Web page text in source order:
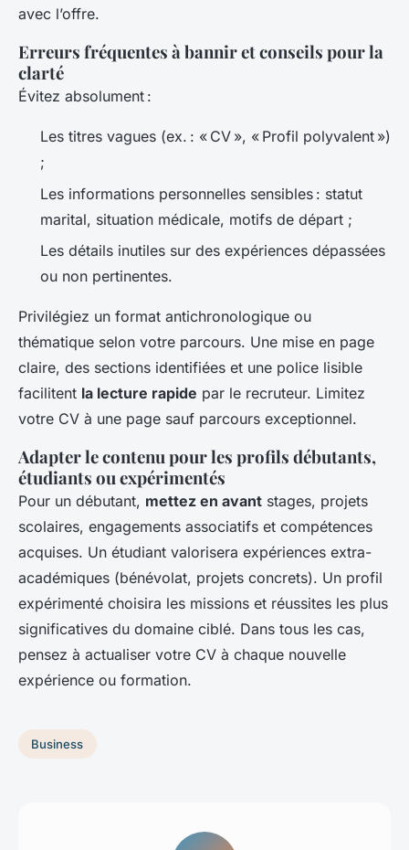
avec l’offre.
Erreurs fréquentes à bannir et conseils pour la
clarté
Évitez absolument :
Les titres vagues (ex. : « CV », « Profil polyvalent »)
;
Les informations personnelles sensibles : statut
marital, situation médicale, motifs de départ ;
Les détails inutiles sur des expériences dépassées
ou non pertinentes.
Privilégiez un format antichronologique ou
thématique selon votre parcours. Une mise en page
claire, des sections identifiées et une police lisible
facilitent la lecture rapide par le recruteur. Limitez
votre CV à une page sauf parcours exceptionnel.
Adapter le contenu pour les profils débutants,
étudiants ou expérimentés
Pour un débutant, mettez en avant stages, projets
scolaires, engagements associatifs et compétences
acquises. Un étudiant valorisera expériences extra-
académiques (bénévolat, projets concrets). Un profil
expérimenté choisira les missions et réussites les plus
significatives du domaine ciblé. Dans tous les cas,
pensez à actualiser votre CV à chaque nouvelle
expérience ou formation.
Business